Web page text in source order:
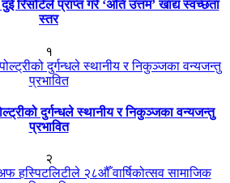
रिसोर्टले प्राप्त गरे ‘अति उत्तम’ खाद्य स्वच्छता
स्तर
१
दुर्गन्धले स्थानीय र निकुञ्जका वन्यजन्तु
प्रभावित
२